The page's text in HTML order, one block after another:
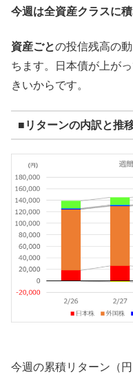
今週は全資産クラスに
資産ごとの投信残高の
ちます。日本債が上が
きいからです。
■リターンの内訳と推
今週の累積リターン（